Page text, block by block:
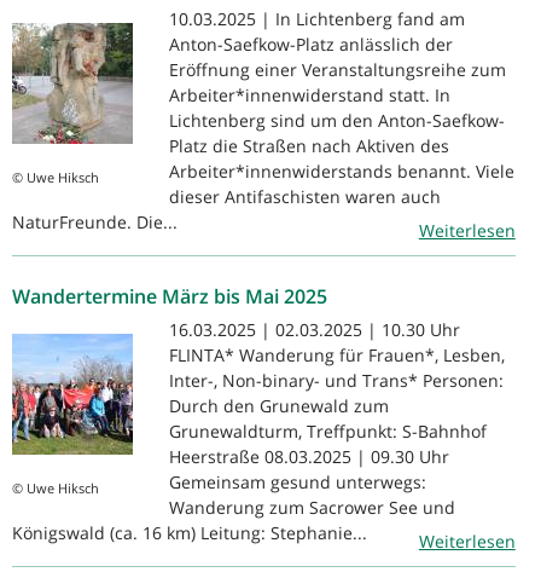
© Uwe Hiksch
10.03.2025 | In Lichtenberg fand am
Anton-Saefkow-Platz anlässlich der
Eröffnung einer Veranstaltungsreihe zum
Arbeiter*innenwiderstand statt. In
Lichtenberg sind um den Anton-Saefkow-
Platz die Straßen nach Aktiven des
Arbeiter*innenwiderstands benannt. Viele
dieser Antifaschisten waren auch
NaturFreunde. Die...
Weiterlesen
Wandertermine März bis Mai 2025
© Uwe Hiksch
16.03.2025 | 02.03.2025 | 10.30 Uhr
FLINTA* Wanderung für Frauen*, Lesben,
Inter-, Non-binary- und Trans* Personen:
Durch den Grunewald zum
Grunewaldturm, Treffpunkt: S-Bahnhof
Heerstraße 08.03.2025 | 09.30 Uhr
Gemeinsam gesund unterwegs:
Wanderung zum Sacrower See und
Königswald (ca. 16 km) Leitung: Stephanie...
Weiterlesen